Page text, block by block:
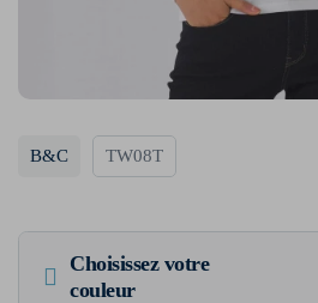
B&C TW08T
Choisissez votre
couleur